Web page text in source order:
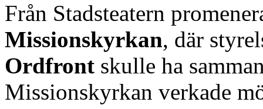
Från Stadsteatern
Missionskyrkan, där
Ordfront skulle ha
Missionskyrkan verkade